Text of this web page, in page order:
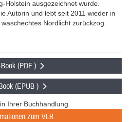
Holstein ausgezeichnet wurde.
Autorin und lebt seit 2011 wieder in
Nordlicht zurückzog.
(PDF )
(EPUB )
Ihrer Buchhandlung.
zum VLB